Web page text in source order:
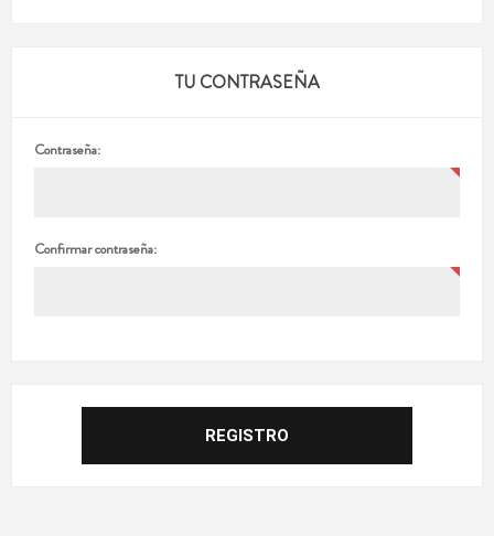
TU CONTRASEÑA
Contraseña:
Confirmar contraseña: